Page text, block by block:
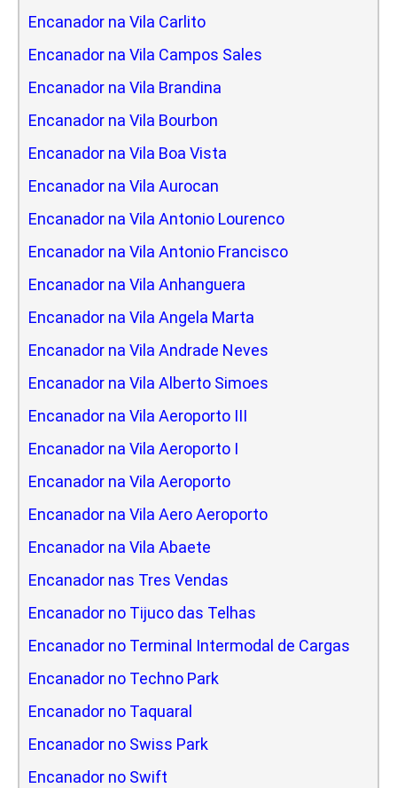
Encanador na Vila Carlito
Encanador na Vila Campos Sales
Encanador na Vila Brandina
Encanador na Vila Bourbon
Encanador na Vila Boa Vista
Encanador na Vila Aurocan
Encanador na Vila Antonio Lourenco
Encanador na Vila Antonio Francisco
Encanador na Vila Anhanguera
Encanador na Vila Angela Marta
Encanador na Vila Andrade Neves
Encanador na Vila Alberto Simoes
Encanador na Vila Aeroporto III
Encanador na Vila Aeroporto I
Encanador na Vila Aeroporto
Encanador na Vila Aero Aeroporto
Encanador na Vila Abaete
Encanador nas Tres Vendas
Encanador no Tijuco das Telhas
Encanador no Terminal Intermodal de Cargas
Encanador no Techno Park
Encanador no Taquaral
Encanador no Swiss Park
Encanador no Swift